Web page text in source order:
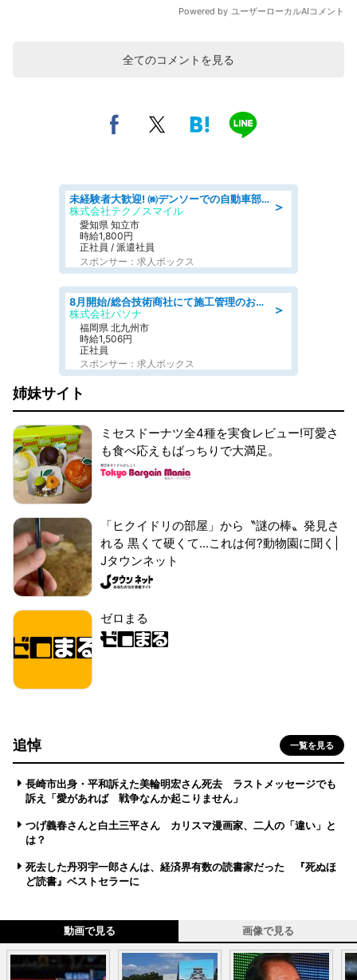
全てのコメントを見る
＞
未経験者大歓迎! ㈱デンソーでの自動車部品の組立作業 denso aichi
株式会社テクノスマイル
愛知県 知立市
時給1,800円
正社員 / 派遣社員
スポンサー：求人ボックス
＞
8月開始/総合技術商社にて施工管理のお仕事/即日勤務可/車通勤可/工事・土木施工管理/生産・品質管理
株式会社パソナ
福岡県 北九州市
時給1,506円
正社員
スポンサー：求人ボックス
姉妹サイト
ミセスドーナツ全4種を実食レビュー!可愛さ
も食べ応えもばっちりで大満足。
「ヒクイドリの部屋」から〝謎の棒〟発見さ
れる 黒くて硬くて...これは何?動物園に聞く|
Jタウンネット
ゼロまる
追悼 一覧を見る
長崎市出身・平和訴えた美輪明宏さん死去 ラストメッセージでも
訴え「愛があれば 戦争なんか起こりません」
つげ義春さんと白土三平さん カリスマ漫画家、二人の「違い」と
は？
死去した丹羽宇一郎さんは、経済界有数の読書家だった 『死ぬほ
ど読書』ベストセラーに
動画で見る 画像で見る